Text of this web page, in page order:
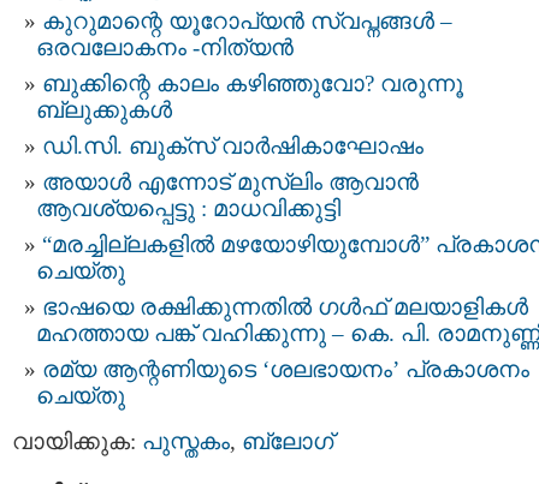
കുറുമാന്റെ യൂറോപ്യന്‍ സ്വപ്നങ്ങള്‍ –
ഒരവലോകനം -നിത്യന്‍
ബുക്കിന്റെ കാലം കഴിഞ്ഞുവോ? വരുന്നൂ
ബ്ലുക്കുകള്‍
ഡി.സി. ബുക്സ് വാര്‍ഷികാഘോഷം
അയാള്‍ എന്നോട് മുസ്‌ലിം ആവാന്‍
ആവശ്യപ്പെട്ടു : മാധവിക്കുട്ടി
“മരച്ചില്ലകളില്‍ മഴയോഴിയുമ്പോള്‍”
ചെയ്തു
ഭാഷയെ രക്ഷിക്കുന്നതില്‍ ഗള്‍ഫ് മലയാളികള്‍
മഹത്തായ പങ്ക് വഹിക്കുന്നു – കെ. പി.
രമ്യ ആന്റണിയുടെ ‘ശലഭായനം’ പ്രകാശനം
ചെയ്തു
വായിക്കുക: പുസ്തകം, ബ്ലോഗ്